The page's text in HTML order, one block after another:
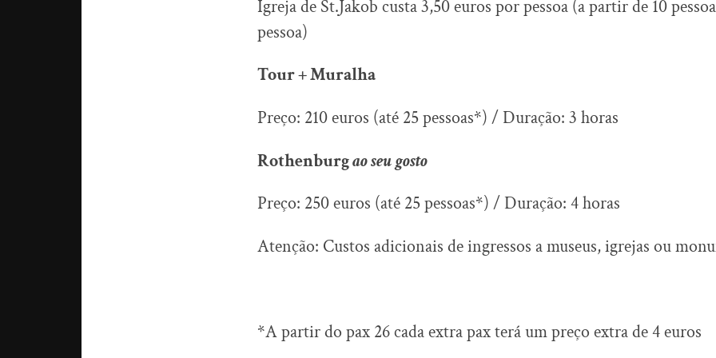
Igreja de St.Jakob custa 3,50 euros por pessoa (a partir de 10
pessoa)
Tour + Muralha
Preço: 210 euros (até 25 pessoas*) / Duração: 3 horas
Rothenburgao seu gosto
Preço: 250 euros (até 25 pessoas*) / Duração: 4 horas
Atenção: Custos adicionais de ingressos a museus, igrejas ou
*A partir do pax 26 cada extra pax terá um preço extra de 4 euros